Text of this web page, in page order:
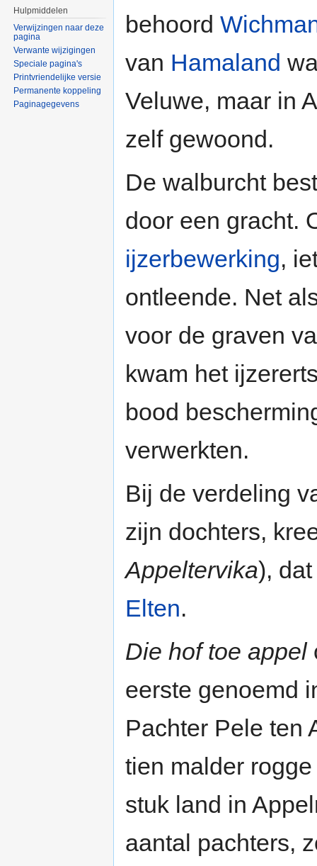
behoord
van Hamaland
Veluwe, maar in
zelf gewoond.
De walburcht
door een gracht.
ijzerbewerking,
ontleende. Net
voor de graven
kwam het
bood
verwerkten.
Bij de verdeling
zijn dochters,
Appeltervika),
Elten.
Die hof toe appel
eerste genoemd
Pachter Pele ten
tien malder
stuk land in
aantal pachters,
Hulpmiddelen
Verwijzingen naar deze
pagina
Verwante wijzigingen
Speciale pagina's
Printvriendelijke versie
Permanente koppeling
Paginagegevens